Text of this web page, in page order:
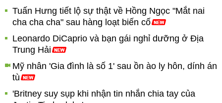
Tuấn Hưng tiết lộ sự thật về Hồng Ngọc "Mắt nai
cha cha cha" sau hàng loạt biến cố
Leonardo DiCaprio và bạn gái nghỉ dưỡng ở Địa
Trung Hải
Mỹ nhân 'Gia đình là số 1' sau ồn ào ly hôn, dính án
tù
'Britney suy sụp khi nhận tin nhắn chia tay của